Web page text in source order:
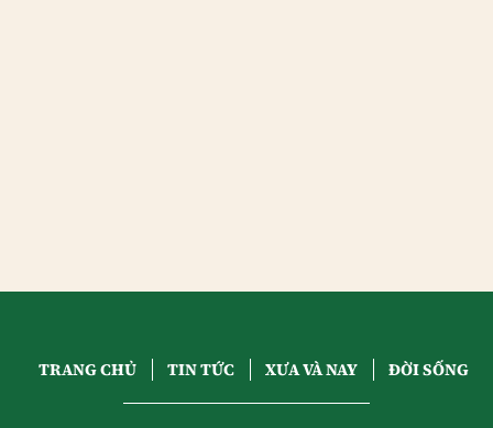
TRANG CHỦ TIN TỨC XƯA VÀ NAY ĐỜI SỐNG